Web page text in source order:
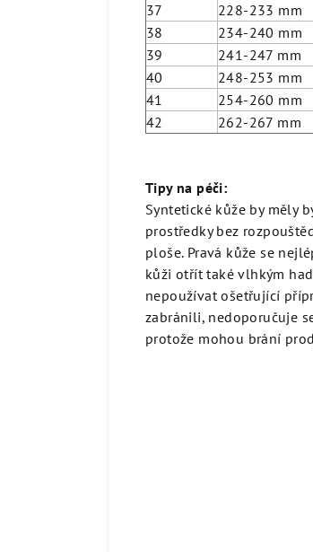
37
228-233 mm
38
234-240 mm
39
241-247 mm
40
248-253 mm
41
254-260 mm
42
262-267 mm
Tipy na péči:
Syntetické kůže by měly
prostředky bez
ploše. Pravá kůže se
kůži otřít také vlhkým
nepoužívat ošetřující
zabránili, nedoporučuje
protože mohou brání